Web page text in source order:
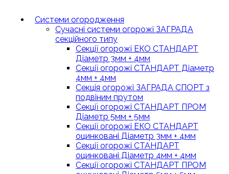
Системи огородження
Сучасні системи огорожі ЗАГРАДА
секційного типу
Секції огорожі ЕКО СТАНДАРТ
Діаметр 3мм + 4мм
Секції огорожі СТАНДАРТ Діаметр
4мм + 4мм
Секція огорожі ЗАГРАДА СПОРТ з
подвіним прутом
Секції огорожі СТАНДАРТ ПРОМ
Діаметр 5мм + 5мм
Секції огорожі ЕКО СТАНДАРТ
оцинковані Діаметр 3мм + 4мм
Секції огорожі СТАНДАРТ
оцинковані Діаметр 4мм + 4мм
Секції огорожі СТАНДАРТ ПРОМ